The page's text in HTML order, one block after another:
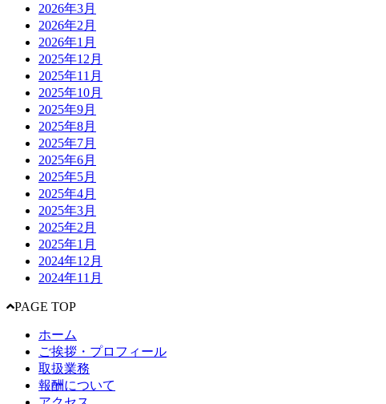
2026年3月
2026年2月
2026年1月
2025年12月
2025年11月
2025年10月
2025年9月
2025年8月
2025年7月
2025年6月
2025年5月
2025年4月
2025年3月
2025年2月
2025年1月
2024年12月
2024年11月
PAGE TOP
ホーム
ご挨拶・プロフィール
取扱業務
報酬について